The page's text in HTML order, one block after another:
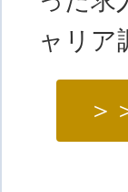
ャリア
＞